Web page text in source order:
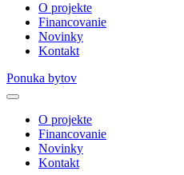
O projekte
Financovanie
Novinky
Kontakt
Ponuka bytov
O projekte
Financovanie
Novinky
Kontakt